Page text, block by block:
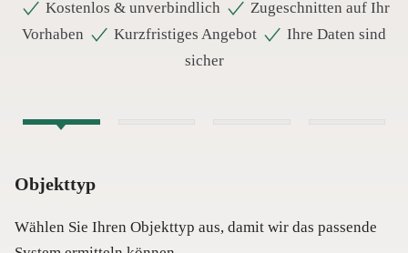
Kostenlos & unverbindlich
Zugeschnitten auf Ihr
Vorhaben
Kurzfristiges Angebot
Ihre Daten sind
sicher
Objekttyp
Wählen Sie Ihren Objekttyp aus, damit wir das passende